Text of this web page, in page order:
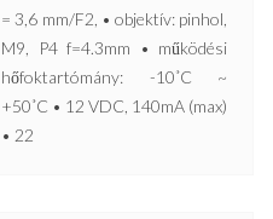
= 3,6 mm/F2, • objektív: pinhol,
M9, P4 f=4.3mm • működési
hőfoktartómány: -10˚C ~
+50˚C • 12 VDC, 140mA (max)
• 22